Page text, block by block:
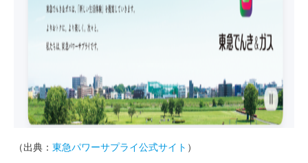
（出典： 東急パワーサプライ公式サイト ）